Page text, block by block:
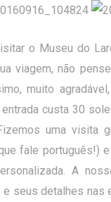
o Museu do
viagem, não
muito
custa 30
uma visita
fale português!)
A
seus detalhes nas